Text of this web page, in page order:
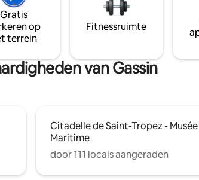
Gratis
op
terrein
Fitnessruimte
van Gassin
Citadelle de Saint-Tropez -
Maritime
door 111 locals aangeraden